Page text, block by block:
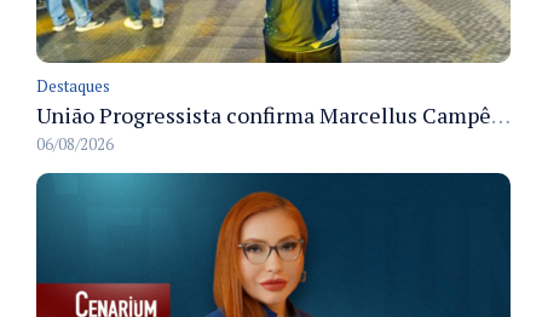
Destaques
União Progressista confirma Marcellus Campêlo como candidato a deputado estadual
06/08/2026